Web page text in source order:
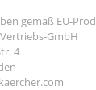
gemäß EU-
GmbH
4